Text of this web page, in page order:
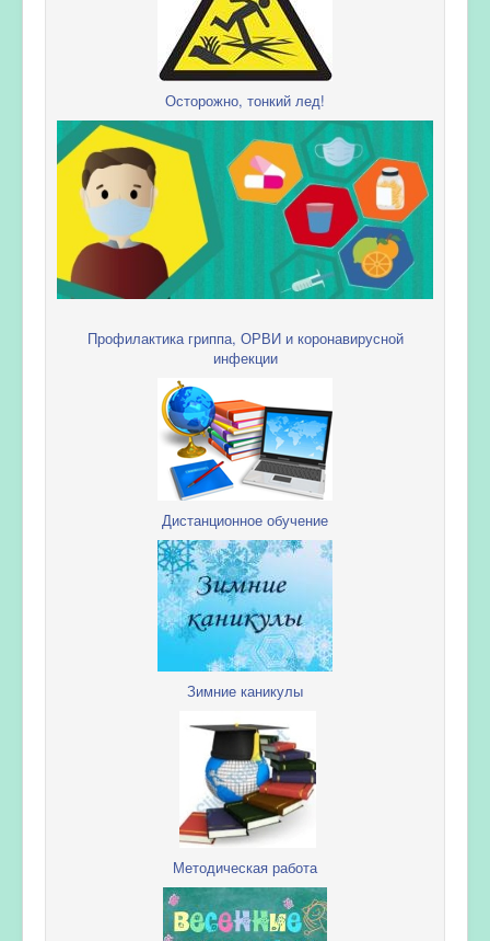
Осторожно, тонкий лед!
Профилактика гриппа, ОРВИ и коронавирусной
инфекции
Дистанционное обучение
Зимние каникулы
Методическая работа